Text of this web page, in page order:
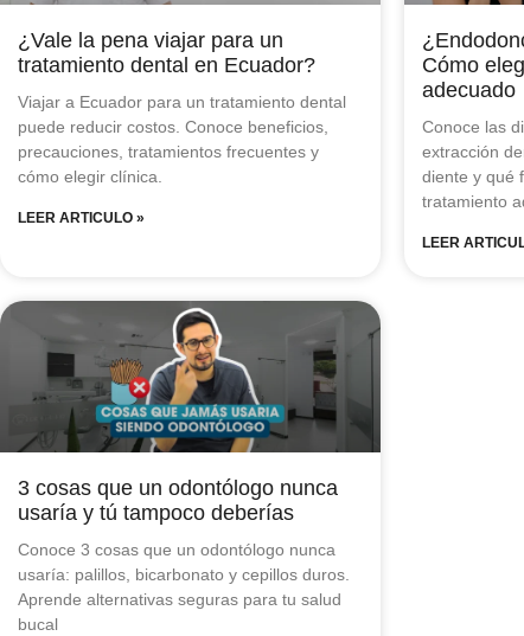
¿Vale la pena viajar para un
tratamiento dental en Ecuador?
Viajar a Ecuador para un tratamiento dental
puede reducir costos. Conoce beneficios,
precauciones, tratamientos frecuentes y
cómo elegir clínica.
LEER ARTICULO »
Cómo
adecuado
Conoce las
extracción
diente y qué
tratamiento
LEER
3 cosas que un odontólogo nunca
usaría y tú tampoco deberías
Conoce 3 cosas que un odontólogo nunca
usaría: palillos, bicarbonato y cepillos duros.
Aprende alternativas seguras para tu salud
bucal